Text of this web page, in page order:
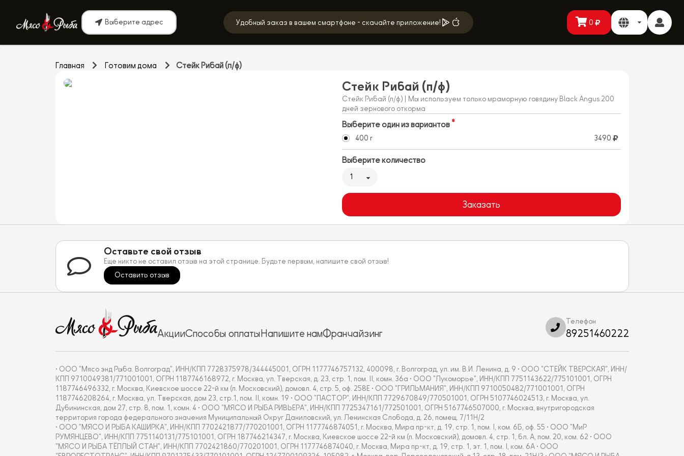
Выберите адрес Удобный заказ в вашем смартфоне - скачайте приложение! 0
Главная Готовим дома Стейк Рибай (п/ф)
Стейк Рибай (п/ф)
Стейк Рибай (п/ф) | Мы используем только мраморную говядину Black Angus 200
дней зернового откорма
Выберите один из вариантов
400 г 3490
Выберите количество
1
Заказать
Оставьте свой отзыв
Еще никто не оставил отзыв на этой странице. Будьте первым, напишите свой отзыв!
Оставить отзыв
АкцииСпособы оплатыНапишите намФранчайзинг
Телефон
89251460222
• ООО "Мясо энд Рыба. Волгоград", ИНН/КПП 7728375978/344445001, ОГРН 1177746757132, 400098, г. Волгоград, ул. им. В.И. Ленина, д. 9 • ООО "СТЕЙК ТВЕРСКАЯ", ИНН/
КПП 9710049381/771001001, ОГРН 1187746168972, г. Москва, ул. Тверская, д. 23, стр. 1, пом. II, комн. 36а • ООО "Лукоморье", ИНН/КПП 7751143622/775101001, ОГРН
1187746496332, г. Москва, Киевское шоссе 22-й км (п. Московский), домовл. 4, стр. 5, оф. 258Е • ООО "ГРИЛЬМАНИЯ", ИНН/КПП 9710050482/771001001, ОГРН
1187746208264, г. Москва, ул. Тверская, дом 23, стр.1, пом. II, комн. 19 • ООО "ПАСТОР", ИНН/КПП 7729670849/770501001, ОГРН 5107746024513, г. Москва, ул.
Дубининская, дом 27, стр. 8, пом. 1, комн. 4 • ООО "МЯСО И РЫБА РИВЬЕРА", ИНН/КПП 7725347161/772501001, ОГРН 5167746507000, г. Москва, внутригородская
территория города федерального значения Муниципальный Округ Даниловский, ул. Ленинская Слобода, д. 26, помещ. 7/11Н/2
• ООО "МЯСО И РЫБА КАШИРКА", ИНН/КПП 7702421877/770201001, ОГРН 1177746874051, г. Москва, Мира пр-кт, д. 19, стр. 1, пом. I, ком. 6Б, оф. 55 • ООО "МиР
РУМЯНЦЕВО", ИНН/КПП 7751140131/775101001, ОГРН 187746214347, г. Москва, Киевское шоссе 22-й км (п. Московский), домовл. 4, стр. 1, бл. А, пом. 20, ком. 62 • ООО
"МЯСО И РЫБА ТЁПЛЫЙ СТАН", ИНН/КПП 7702421860/770201001, ОГРН 1177746874040, г. Москва, Мира пр-кт, д. 19, стр. 1, эт. 1, пом. I, ком. 6А • ООО